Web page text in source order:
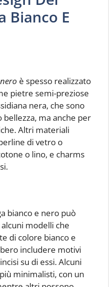
Bianco E
è spesso realizzato
pietre semi-preziose
nera, che sono
ma anche per
Altri materiali
di vetro o
o lino, e charms
bianco e nero può
modelli che
di colore bianco e
includere motivi
su di essi. Alcuni
minimalisti, con un